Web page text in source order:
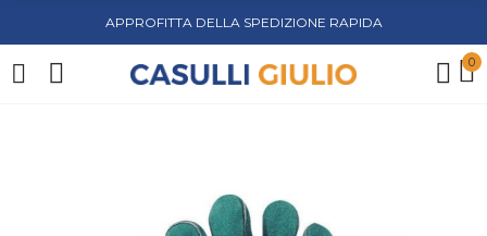
APPROFITTA DELLA SPEDIZIONE RAPIDA
0